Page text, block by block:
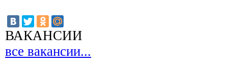
ВАКАНСИИ
все вакансии...